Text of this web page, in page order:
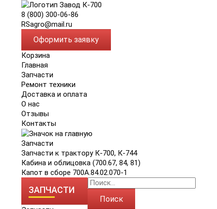
8 (800) 300-06-86
RSagro@mail.ru
Оформить заявку
Корзина
Главная
Запчасти
Ремонт техники
Доставка и оплата
О нас
Отзывы
Контакты
Запчасти
Запчасти к трактору К-700, К-744
Кабина и облицовка (700.67, 84, 81)
Капот в сборе 700А.84.02.070-1
ЗАПЧАСТИ
Поиск